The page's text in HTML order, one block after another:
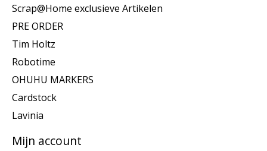
Scrap@Home exclusieve Artikelen
PRE ORDER
Tim Holtz
Robotime
OHUHU MARKERS
Cardstock
Lavinia
Mijn account